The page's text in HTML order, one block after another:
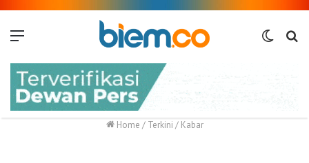
Switch
Home / Terkini / Kabar